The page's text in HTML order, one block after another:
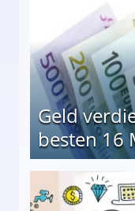
Geld
besten 16